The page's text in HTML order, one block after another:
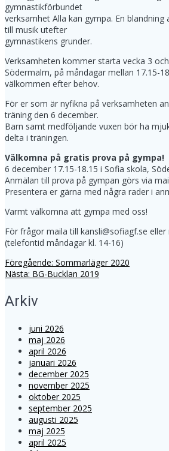
gymnastikförbundet
verksamhet Alla kan gympa​. En blandning
till musik utefter
gymnastikens grunder.
Verksamheten kommer starta vecka 3
Södermalm, på måndagar mellan 17.15-
välkommen efter behov.
För er som är nyfikna på verksamheten
träning den 6 december.
Barn samt medföljande vuxen bör ha
delta i träningen.
Välkomna på gratis prova på gympa!
6 december 17.15-18.15 i Sofia skola,
Anmälan till prova på gympan görs via
Presentera er gärna med några rader i
Varmt välkomna att gympa med oss!
För frågor maila till ​kansli@sofiagf.se​ eller
(telefontid måndagar kl. 14-16)
Inläggsnavigering
Föregående: Föregående
inlägg:
Sommarläger 2020
Nästa: Nästa
BG-Bucklan 2019
Arkiv
juni 2026
maj 2026
april 2026
januari 2026
december 2025
november 2025
oktober 2025
september 2025
augusti 2025
maj 2025
april 2025